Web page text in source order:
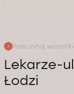
Przeczytaj
Lekarze-
Łodzi